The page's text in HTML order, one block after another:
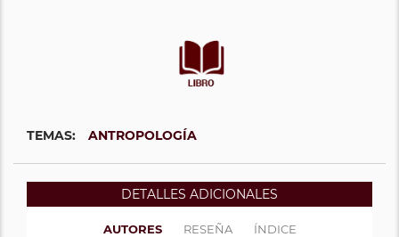
TEMAS: ANTROPOLOGÍA
DETALLES ADICIONALES
AUTORES RESEÑA ÍNDICE